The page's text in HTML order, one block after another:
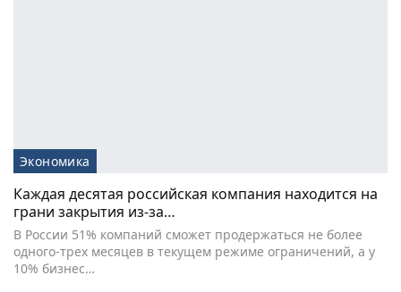
Экономика
Каждая десятая российская компания находится на
грани закрытия из-за…
В России 51% компаний сможет продержаться не более
одного-трех месяцев в текущем режиме ограничений, а у
10% бизнес…